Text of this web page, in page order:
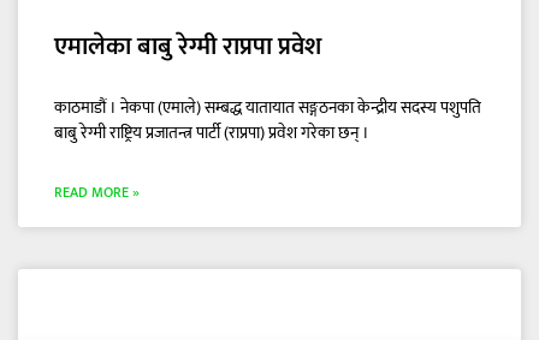
एमालेका बाबु रेग्मी राप्रपा प्रवेश
काठमाडौं । नेकपा (एमाले) सम्बद्ध यातायात सङ्गठनका केन्द्रीय सदस्य पशुपति
बाबु रेग्मी राष्ट्रिय प्रजातन्त्र पार्टी (राप्रपा) प्रवेश गरेका छन् ।
READ MORE »